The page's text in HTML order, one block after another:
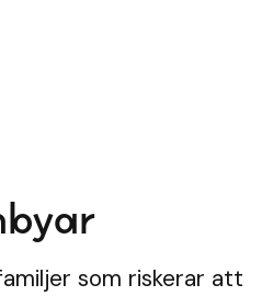
som riskerar att